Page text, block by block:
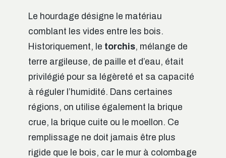
Le hourdage désigne le matériau
comblant les vides entre les bois.
Historiquement, le torchis, mélange de
terre argileuse, de paille et d’eau, était
privilégié pour sa légèreté et sa capacité
à réguler l’humidité. Dans certaines
régions, on utilise également la brique
crue, la brique cuite ou le moellon. Ce
remplissage ne doit jamais être plus
rigide que le bois, car le mur à colombage